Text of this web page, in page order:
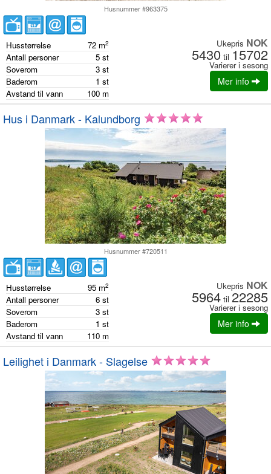
Husnummer #963375
Husstørrelse 72 m2
Antall personer 5 st
Soverom
3 st
Baderom
1 st
Avstand til vann
100 m
Ukepris NOK
5430 til 15702
Varierer i sesong
Mer info
Hus i Danmark - Kalundborg
Husnummer #720511
Husstørrelse 95 m2
Antall personer 6 st
Soverom
3 st
Baderom
1 st
Avstand til vann
110 m
Ukepris NOK
5964 til 22285
Varierer i sesong
Mer info
Leilighet i Danmark - Slagelse